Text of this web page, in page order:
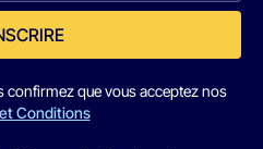
confirmez que vous acceptez nos
Conditions